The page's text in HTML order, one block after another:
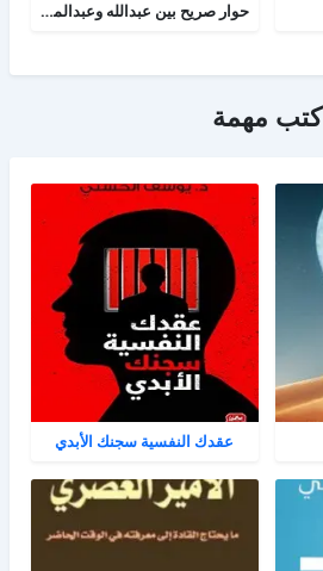
حوار صريح بين عبدالله وعبدالمسيح
كتب مهمة
عقدك النفسية سجنك الأبدي